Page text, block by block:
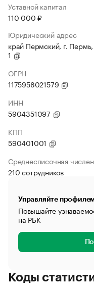
Уставной капитал
110 000 ₽
Юридический адрес
край Пермский, г.
1
ОГРН
1175958021579
ИНН
5904351097
КПП
590401001
Среднесписочная
210 сотрудников
Управляйте
Повышайте
на РБК
Коды